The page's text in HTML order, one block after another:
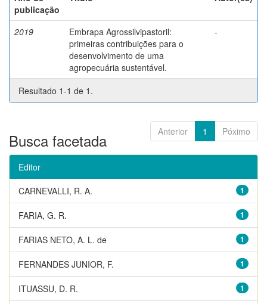
publicação
2019
Embrapa Agrossilvipastoril:
primeiras contribuições para o
desenvolvimento de uma
agropecuária sustentável.
-
Resultado 1-1 de 1.
Anterior 1 Póximo
Busca facetada
Editor
1
CARNEVALLI, R. A.
1
FARIA, G. R.
1
FARIAS NETO, A. L. de
1
FERNANDES JUNIOR, F.
1
ITUASSU, D. R.